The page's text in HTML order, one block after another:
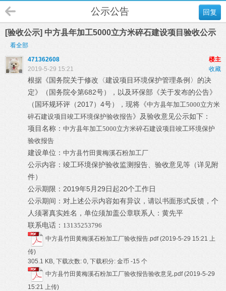
回复
公示公告
[验收公示] 中方县年加工5000立方米碎石建设项目验收公示
看全部
楼主
471362608
收藏
2019-5-29 15:21
根据《国务院关于修改〈建设项目环境保护管理条例〉的决
定》（国务院令第682号），以及环保部《关于发布的公告》
（国环规环评（2017）4号），现将《中方县年加工5000立方米
碎石建设项目竣工环境保护验收报告》及验收意见公示如下：
项目名称： 中方县年加工5000立方米碎石建设项目 竣工环境保护
验收报告
建设单位： 中方县竹田黄梅溪石粉加工厂
公示内容：竣工环境保护验收监测报告、验收意见等（详见附
件）
公示期限：2019年5月29日起20个工作日
公示期间：对上述公示内容如有异议，请以书面形式反馈，个
人须署真实姓名，单位须加盖公章联系人：黄先平
联系电话： 13135253796
中方县竹田黄梅溪石粉加工厂验收报告.pdf (2019-5-29 15:21 上
传)
305.1 KB, 下载次数: 0, 下载积分: 金币 -15 个
中方县竹田黄梅溪石粉加工厂验收报告验收意见.pdf (2019-5-29
15:21 上传)